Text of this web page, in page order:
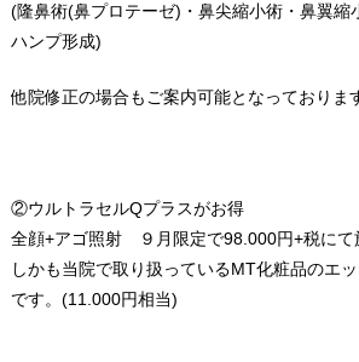
(隆鼻術(鼻プロテーゼ)・鼻尖縮小術・鼻翼縮
ハンプ形成)
他院修正の場合もご案内可能となっておりま
②ウルトラセルQプラスがお得
全顔+アゴ照射 ９月限定で98.000円+税にて
しかも当院で取り扱っているMT化粧品のエ
です。(11.000円相当)